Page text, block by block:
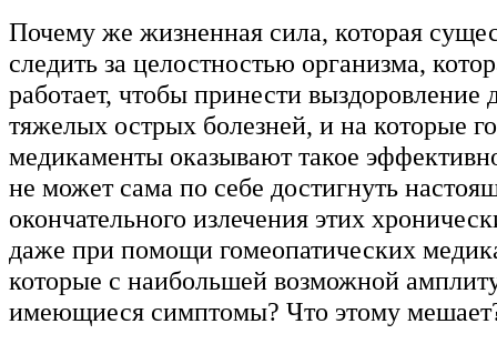
Почему же жизненная сила, которая
следить за целостностью организма,
работает, чтобы принести выздоровление
тяжелых острых болезней, и на которые
медикаменты оказывают такое
не может сама по себе достигнуть
окончательного излечения этих
даже при помощи гомеопатических
которые с наибольшей возможной
имеющиеся симптомы? Что этому